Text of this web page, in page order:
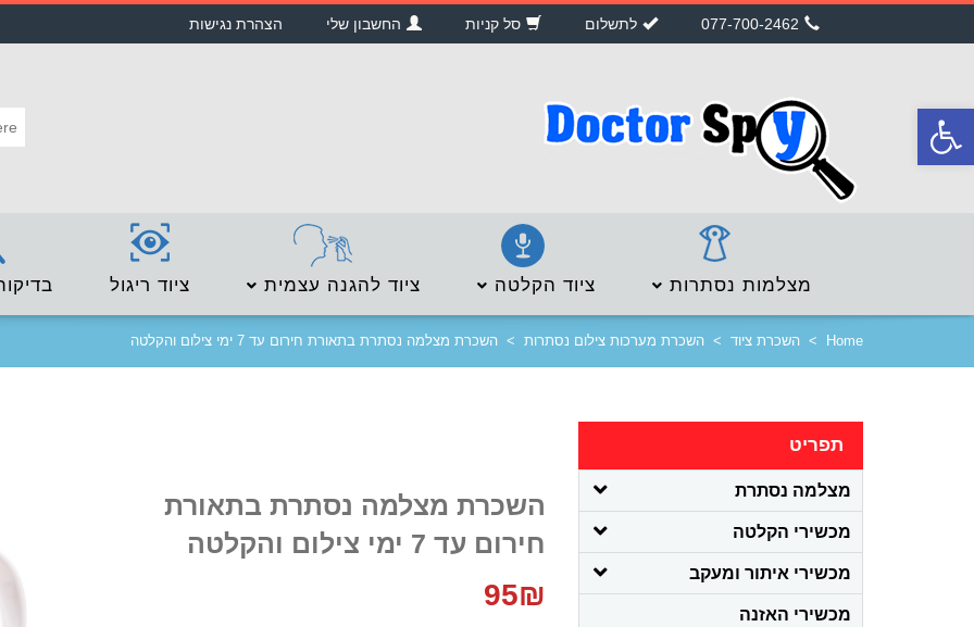
סרגל
נגישות
הצהרת נגישות החשבון שלי סל קניות לתשלום 077-700-2462
מצלמות נסתרות ציוד הקלטה ציוד להגנה עצמית ציוד ריגול
Home
> השכרת ציוד > השכרת מערכות צילום נסתרות > השכרת מצלמה נסתרת בתאורת חירום עד 7 ימי צילום והקלטה
השכרת מצלמה נסתרת בתאורת
חירום עד 7 ימי צילום והקלטה
95₪
תפריט
מצלמה נסתרת
מכשירי הקלטה
מכשירי איתור ומעקב
מכשירי האזנה